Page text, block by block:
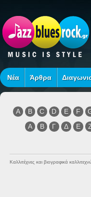
Νέα Άρθρα
A B C D E F
Α
Β Γ Δ Ε
Καλλιτέχνες και βιογραφικά